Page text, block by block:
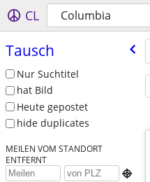
CL Columbia
Tausch
Nur Suchtitel
hat Bild
Heute gepostet
hide duplicates
MEILEN VOM STANDORT
ENTFERNT
